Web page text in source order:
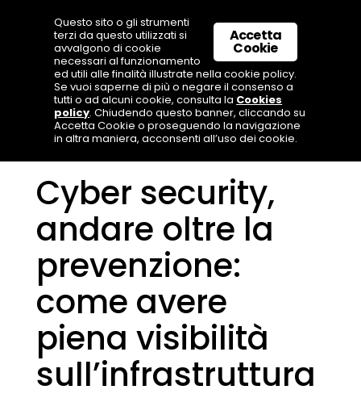
Cyber security,
andare oltre la
prevenzione:
come avere
piena visibilità
sull’infrastruttura
Accetta
Cookie
Questo sito o gli strumenti
terzi da questo utilizzati si
avvalgono di cookie
necessari al funzionamento
ed utili alle finalità illustrate nella cookie policy.
Se vuoi saperne di più o negare il consenso a
tutti o ad alcuni cookie, consulta la Cookies
policy. Chiudendo questo banner, cliccando su
Accetta Cookie o proseguendo la navigazione
in altra maniera, acconsenti all’uso dei cookie.